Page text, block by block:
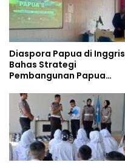
Diaspora Papua di Inggris
Bahas Strategi
Pembangunan Papua
Doktoral Internasional